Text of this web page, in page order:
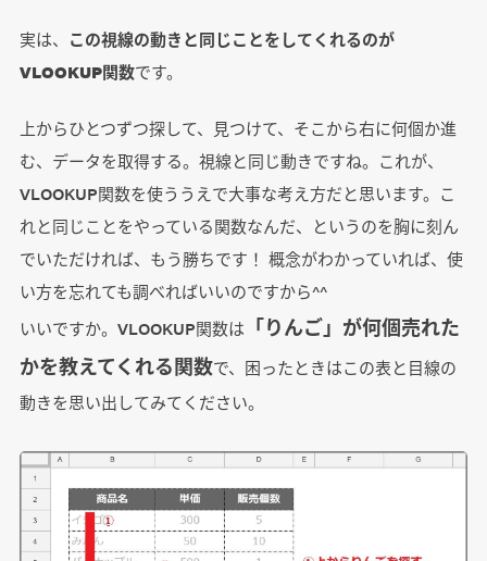
実は、 この視線の動きと同じことをしてくれるのが
VLOOKUP関数です。
上からひとつずつ探して、見つけて、そこから右に何個か進
む、データを取得する。視線と同じ動きですね。これが、
VLOOKUP関数を使ううえで大事な考え方だと思います。こ
れと同じことをやっている関数なんだ、というのを胸に刻ん
でいただければ、もう勝ちです！ 概念がわかっていれば、使
い方を忘れても調べればいいのですから^^
いいですか。VLOOKUP関数は 「りんご」が何個売れた
かを教えてくれる関数で、困ったときはこの表と目線の
動きを思い出してみてください。